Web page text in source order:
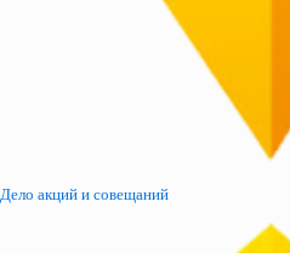
Дело акций и совещаний